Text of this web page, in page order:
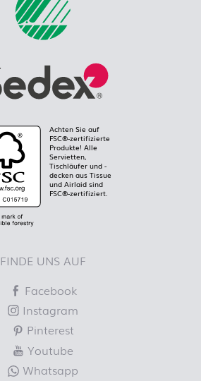
Achten Sie auf
FSC®-zertifizierte
Produkte! Alle
Servietten,
Tischläufer und -
decken aus Tissue
und Airlaid sind
FSC®-zertifiziert.
FINDE UNS AUF
Facebook
Instagram
Pinterest
Youtube
Whatsapp